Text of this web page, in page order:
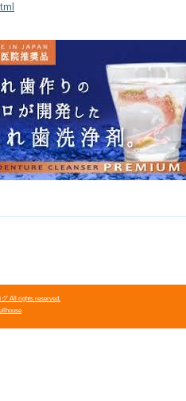
All rights reserved.